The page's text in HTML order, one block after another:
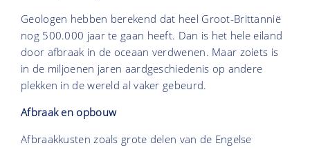
Geologen hebben berekend dat heel Groot-Brittannië
nog 500.000 jaar te gaan heeft. Dan is het hele eiland
door afbraak in de oceaan verdwenen. Maar zoiets is
in de miljoenen jaren aardgeschiedenis op andere
plekken in de wereld al vaker gebeurd.
Afbraak en opbouw
Afbraakkusten zoals grote delen van de Engelse